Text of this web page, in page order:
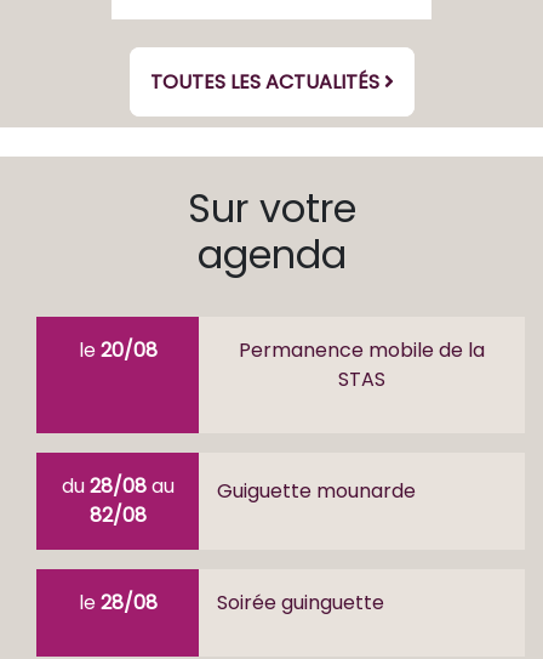
TOUTES LES ACTUALITÉS
Sur votre
agenda
le20/08
Permanence mobile de la
STAS
du28/08au
82/08
Guiguette mounarde
le28/08 Soirée guinguette